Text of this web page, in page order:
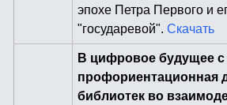
эпохе Петра Первого и
"государевой". Скачать
В цифровое будущее
профориентационная
библиотек во